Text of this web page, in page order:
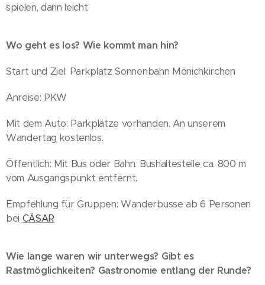
spielen, dann leicht
Wo geht es los? Wie kommt man hin?
Start und Ziel: Parkplatz Sonnenbahn Mönichkirchen
Anreise: PKW
Mit dem Auto: Parkplätze vorhanden. An unserem
Wandertag kostenlos.
Öffentlich: Mit Bus oder Bahn. Bushaltestelle ca. 800 m
vom Ausgangspunkt entfernt.
Empfehlung für Gruppen: Wanderbusse ab 6 Personen
bei CÄSAR
Wie lange waren wir unterwegs? Gibt es
Rastmöglichkeiten? Gastronomie entlang der Runde?